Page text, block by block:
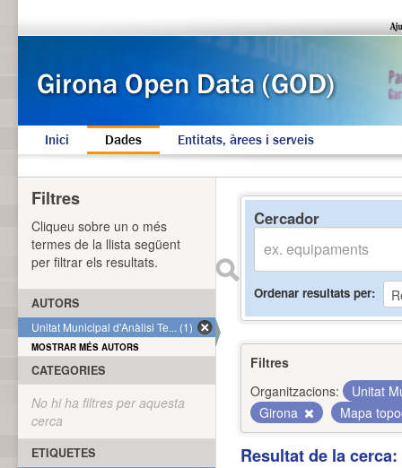
Inici Dades Entitats, àrees i serveis
Cercador
Ordenar resultats per
Filtres
Organitzacions:
Unitat
Girona
Mapa
Resultat de la
Filtres
Cliqueu sobre un o més
termes de la llista següent
per filtrar els resultats.
AUTORS
Unitat Municipal d'Anàlisi Te... (1)
MOSTRAR MÉS AUTORS
CATEGORIES
No hi ha filtres per aquesta
cerca
ETIQUETES